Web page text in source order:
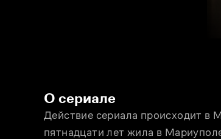
О сериале
Действие сериала происходит в
пятнадцати лет жила в